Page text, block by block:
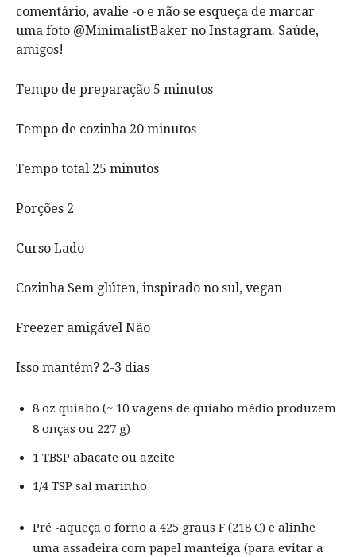
comentário, avalie -o e não se esqueça de marcar
uma foto @MinimalistBaker no Instagram. Saúde,
amigos!
Tempo de preparação 5 minutos
Tempo de cozinha 20 minutos
Tempo total 25 minutos
Porções 2
Curso Lado
Cozinha Sem glúten, inspirado no sul, vegan
Freezer amigável Não
Isso mantém? 2-3 dias
8 oz quiabo (~ 10 vagens de quiabo médio produzem
8 onças ou 227 g)
1 TBSP abacate ou azeite
1/4 TSP sal marinho
Pré -aqueça o forno a 425 graus F (218 C) e alinhe
uma assadeira com papel manteiga (para evitar a